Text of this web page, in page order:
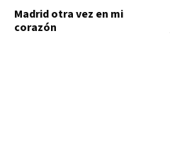
Madrid otra vez en mi
corazón